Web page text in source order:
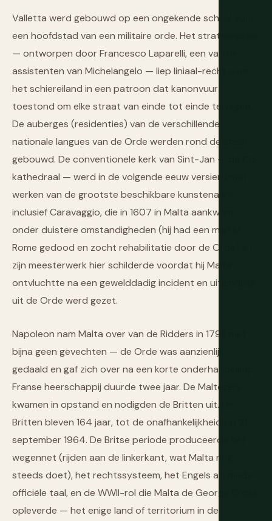
Valletta werd gebouwd op een ongekende schaal voor
een hoofdstad van een militaire orde. Het stratenraster
— ontworpen door Francesco Laparelli, een van de
assistenten van Michelangelo — liep liniaal-recht over
het schiereiland in een patroon dat kanonvuur
toestond om elke straat van einde tot einde te vegen.
De auberges (residenties) van de verschillende
nationale langues van de Orde werden rond de stad
gebouwd. De conventionele kerk van Sint-Jan — de Co-
kathedraal — werd in de volgende eeuw versierd met
werken van de grootste beschikbare kunstenaars,
inclusief Caravaggio, die in 1607 in Malta aankwam
onder duistere omstandigheden (hij had een man in
Rome gedood en zocht rehabilitatie door de Orde) en
zijn meesterwerk hier schilderde voordat hij Malta
ontvluchtte na een gewelddadig incident en uiteindelijk
uit de Orde werd gezet.
Napoleon nam Malta over van de Ridders in 1798 met
bijna geen gevechten — de Orde was aanzienlijk
gedaald en gaf zich over na een korte onderhandeling.
Franse heerschappij duurde twee jaar. De Maltezers
kwamen in opstand en nodigden de Britten uit. De
Britten bleven 164 jaar, tot de onafhankelijkheid op 21
september 1964. De Britse periode produceerde het
wegennet (rijden aan de linkerkant, wat Malta nog
steeds doet), het rechtssysteem, het Engels als mede-
officiële taal, en de WWII-rol die Malta de George Cross
opleverde — het enige land of territorium in de